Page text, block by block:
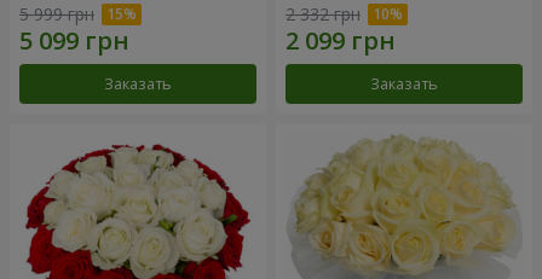
5 999 грн
Заказать
2 332 грн
Заказать